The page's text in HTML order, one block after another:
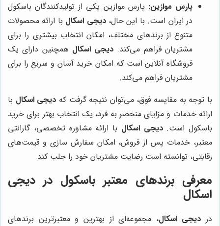
پارس موازین: پارس موازین یکی از تولیدکنندگان باسکول
در ایران است. با این حال،دیجی اسکال با ارائه محصولات
متنوع از برندهای مختلف، امکان انتخاب بیشتری را برای
مشتریان فراهم می‌کند. دیجی اسکال همچنین دارای یک
فروشگاه آنلاین است که امکان خرید آسان و سریع را برای
مشتریان فراهم می‌کند.
با توجه به مقایسه فوق، می‌توان نتیجه گرفت که دیجی اسکال با
ارائه خدمات و مزایای منحصر به فرد، یک انتخاب بهتر برای خرید
باسکول است.دیجی اسکال با ارائه مشاوره تخصصی، گارانتی
معتبر، خدمات پس از فروش، امکان سفارش سازی و قیمت‌های
رقابتی، توانسته است رضایت مشتریان خود را جلب کند.
معرفی برندهای معتبر باسکول در دیجی
اسکال
در دیجی اسکال، مجموعه‌ای از بهترین و معتبرترین برندهای